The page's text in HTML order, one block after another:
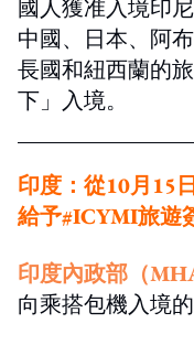
國人獲准入境印
中國、日本、阿
長國和紐西蘭的
下」入境。
印度： 從10月15
給予#ICYMI旅遊
印度內政部（
向乘搭包機入境